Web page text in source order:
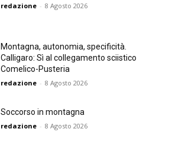
redazione - 8 Agosto 2026
Montagna, autonomia, specificità.
Calligaro: Sì al collegamento sciistico
Comelico-Pusteria
redazione - 8 Agosto 2026
Soccorso in montagna
redazione - 8 Agosto 2026